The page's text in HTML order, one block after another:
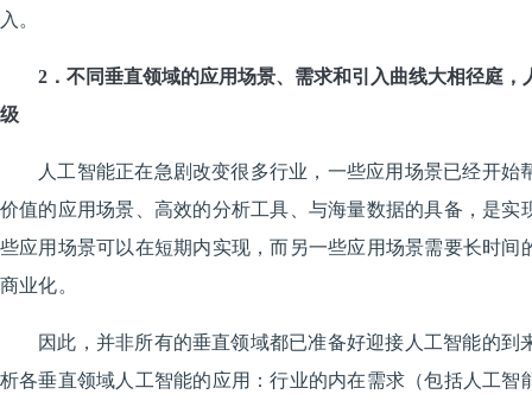
入。
2．不同垂直领域的应用场景、需求和引入曲线大相径庭
级
人工智能正在急剧改变很多行业，一些应用场景已经开始
价值的应用场景、高效的分析工具、与海量数据的具备，是实
些应用场景可以在短期内实现，而另一些应用场景需要长时间
商业化。
因此，并非所有的垂直领域都已准备好迎接人工智能的到
析各垂直领域人工智能的应用：行业的内在需求（包括人工智